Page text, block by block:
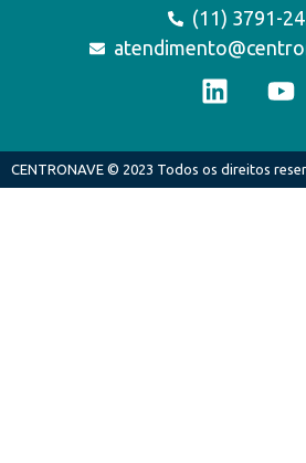
(11) 3791-
CENTRONAVE © 2023 Todos os direitos